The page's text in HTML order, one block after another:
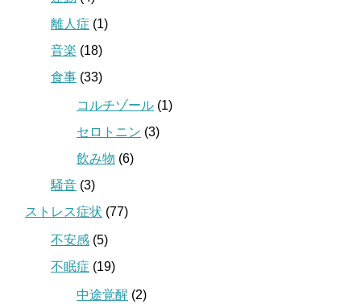
離人症 (1)
音楽 (18)
食事 (33)
コルチゾール (1)
セロトニン (3)
飲み物 (6)
騒音 (3)
ストレス症状 (77)
不安感 (5)
不眠症 (19)
中途覚醒 (2)